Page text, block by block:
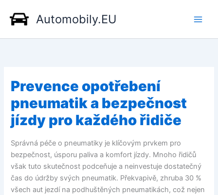
obsah
Automobily.EU
Prevence opotřebení
pneumatik a bezpečnost
jízdy pro každého řidiče
Správná péče o pneumatiky je klíčovým prvkem pro
bezpečnost, úsporu paliva a komfort jízdy. Mnoho řidičů
však tuto skutečnost podceňuje a neinvestuje dostatečný
čas do údržby svých pneumatik. Překvapivě, zhruba 30 %
všech aut jezdí na podhuštěných pneumatikách, což nejen